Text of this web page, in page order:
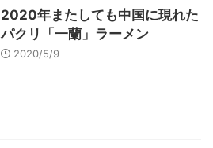
2020年またしても中国に現れた
パクリ「一蘭」ラーメン
2020/5/9